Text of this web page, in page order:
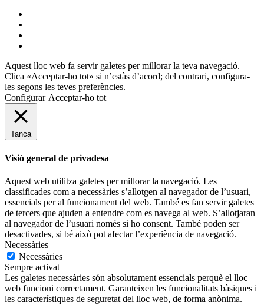
Aquest lloc web fa servir galetes per millorar la teva navegació.
Clica «Acceptar-ho tot» si n’estàs d’acord; del contrari, configura-
les segons les teves preferències.
Configurar Acceptar-ho tot
Tanca
Visió general de privadesa
Aquest web utilitza galetes per millorar la navegació. Les
classificades com a necessàries s’allotgen al navegador de l’usuari,
essencials per al funcionament del web. També es fan servir galetes
de tercers que ajuden a entendre com es navega al web. S’allotjaran
al navegador de l’usuari només si ho consent. També poden ser
desactivades, si bé això pot afectar l’experiència de navegació.
Necessàries
Necessàries
Sempre activat
Les galetes necessàries són absolutament essencials perquè el lloc
web funcioni correctament. Garanteixen les funcionalitats bàsiques i
les característiques de seguretat del lloc web, de forma anònima.